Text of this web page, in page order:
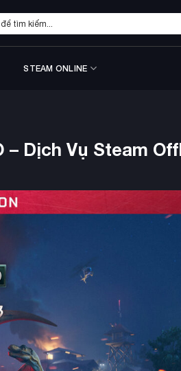
STEAM ONLINE
– Dịch Vụ Steam